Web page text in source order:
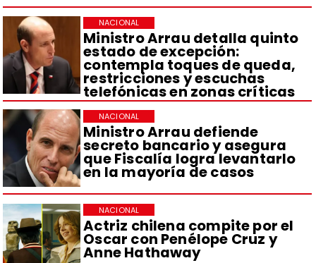
Ministro Arrau detalla quinto
estado de excepción:
contempla toques de queda,
restricciones y escuchas
telefónicas en zonas críticas
NACIONAL
Ministro Arrau defiende
secreto bancario y asegura
que Fiscalía logra levantarlo
en la mayoría de casos
NACIONAL
Actriz chilena compite por el
Oscar con Penélope Cruz y
Anne Hathaway
NACIONAL